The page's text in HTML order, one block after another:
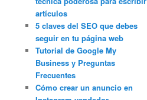
artículos
5 claves del SEO que debes
seguir en tu página web
Tutorial de Google My
Business y Preguntas
Frecuentes
Cómo crear un anuncio en